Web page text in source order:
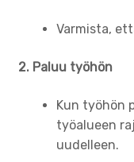
Varmista,
2. Paluu työhön
Kun työhön
työalueen
uudelleen.